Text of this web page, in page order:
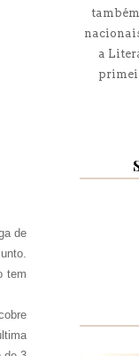
de
tem
a